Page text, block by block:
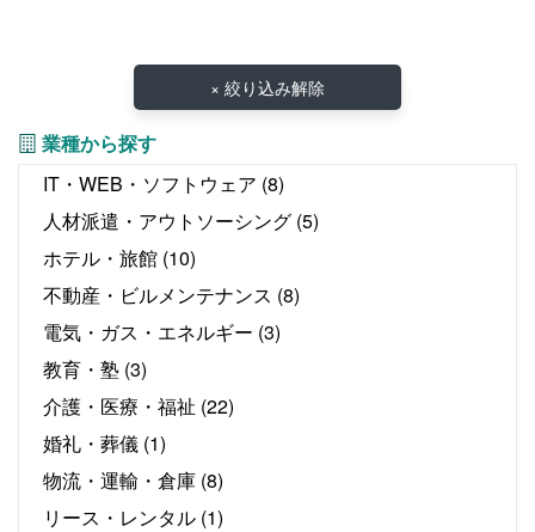
× 絞り込み解除
業種から探す
IT・WEB・ソフトウェア (8)
人材派遣・アウトソーシング (5)
ホテル・旅館 (10)
不動産・ビルメンテナンス (8)
電気・ガス・エネルギー (3)
教育・塾 (3)
介護・医療・福祉 (22)
婚礼・葬儀 (1)
物流・運輸・倉庫 (8)
リース・レンタル (1)